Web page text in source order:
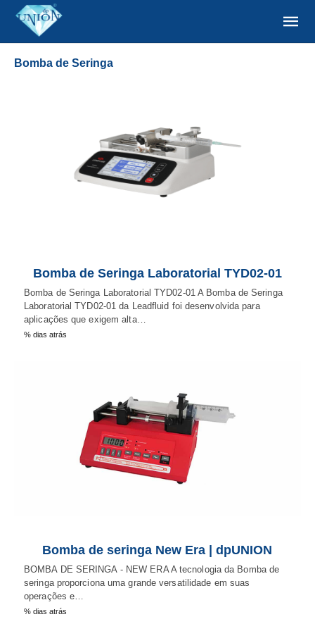
Bomba de Seringa
Bomba de Seringa Laboratorial TYD02-01
Bomba de Seringa Laboratorial TYD02-01 A Bomba de Seringa
Laboratorial TYD02-01 da Leadfluid foi desenvolvida para
aplicações que exigem alta…
% dias atrás
Bomba de seringa New Era | dpUNION
BOMBA DE SERINGA - NEW ERA A tecnologia da Bomba de
seringa proporciona uma grande versatilidade em suas
operações e…
% dias atrás